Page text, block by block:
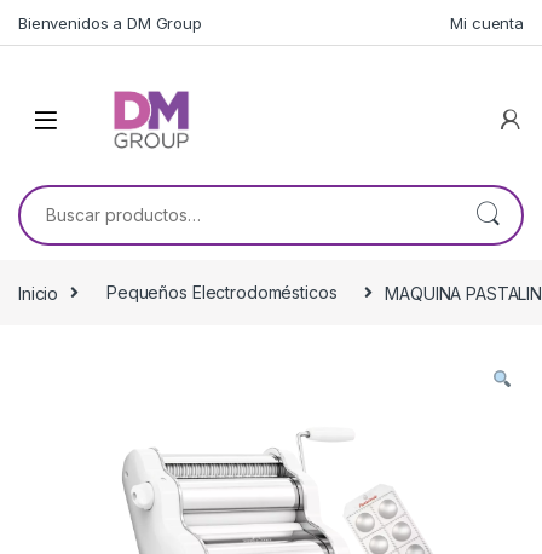
Bienvenidos a DM Group Mi cuenta
Buscar por:
Inicio Pequeños Electrodomésticos MAQUINA